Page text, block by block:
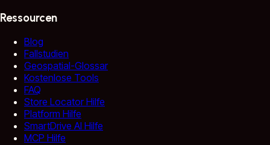
Ressourcen
Blog
Fallstudien
Geospatial-Glossar
Kostenlose Tools
FAQ
Store Locator Hilfe
Platform Hilfe
SmartDrive AI Hilfe
MCP Hilfe